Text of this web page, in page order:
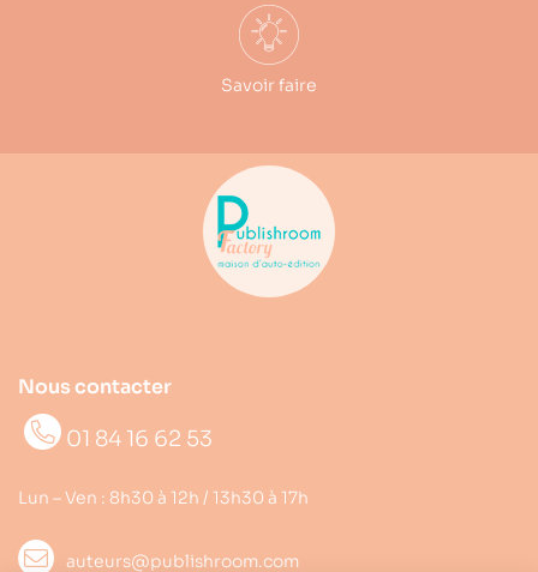
Savoir faire
Nous contacter
01 84 16 62 53
Lun – Ven : 8h30 à 12h / 13h30 à 17h
auteurs@publishroom.com